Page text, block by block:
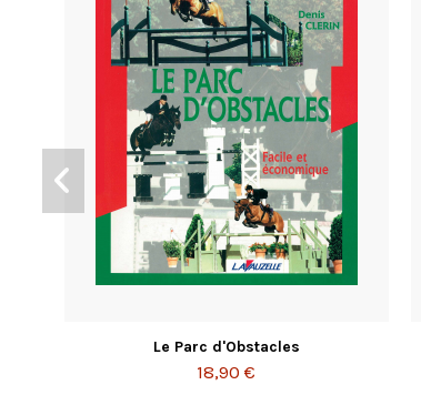
Le Parc d'Obstacles
18,90 €